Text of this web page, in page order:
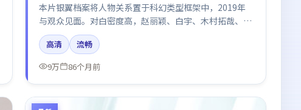
本片银翼档案将人物关系置于科幻类型框架中，2019年
与观众见面。对白密度高，赵丽颖、白宇、木村拓哉、雷
佳音的台词节奏值得关注；整体气质偏法国都市与冷色调
摄影。
高清
流畅
9万
86个月前